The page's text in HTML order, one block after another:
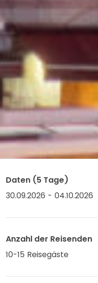
Daten (5 Tage)
30.09.2026 - 04.10.2026
Anzahl der Reisenden
10-15 Reisegäste